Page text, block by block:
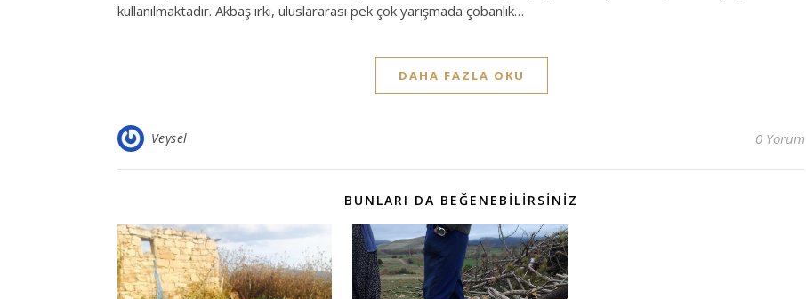
kullanılmaktadır. Akbaş ırkı, uluslararası pek çok yarışmada çobanlık…
DAHA FAZLA OKU
Veysel 0 Yorum
BUNLARI DA BEĞENEBILIRSINIZ